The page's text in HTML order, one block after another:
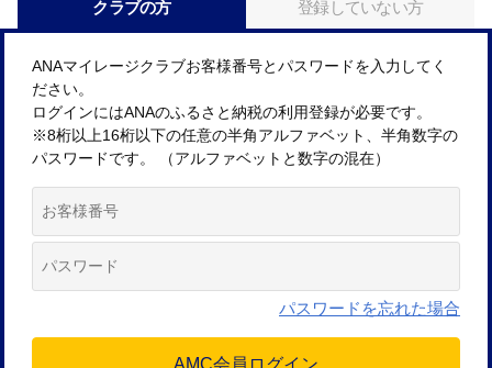
クラブの方
登録していない方
ANAマイレージクラブお客様番号とパスワードを入力してく
ださい。
ログインにはANAのふるさと納税の利用登録が必要です。
※8桁以上16桁以下の任意の半角アルファベット、半角数字の
パスワードです。 （アルファベットと数字の混在）
パスワードを忘れた場合